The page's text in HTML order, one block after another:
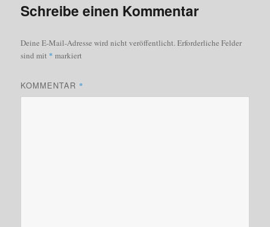
Schreibe einen Kommentar
Deine E-Mail-Adresse wird nicht veröffentlicht. Erforderliche Felder
sind mit * markiert
KOMMENTAR *